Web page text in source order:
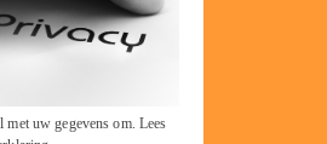
met uw gegevens om. Lees